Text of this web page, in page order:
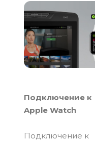
Подключение к
Apple Watch
Подключение к